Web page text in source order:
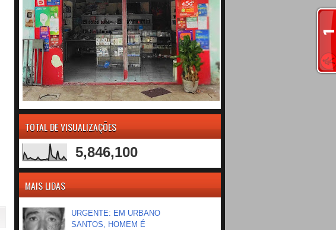
TOTAL DE VISUALIZAÇÕES
5,846,100
MAIS LIDAS
URGENTE: EM URBANO
SANTOS, HOMEM É